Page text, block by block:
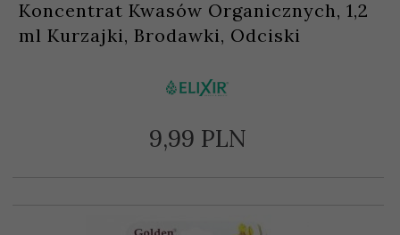
Koncentrat Kwasów Organicznych, 1,2
ml Kurzajki, Brodawki, Odciski
9,99 PLN